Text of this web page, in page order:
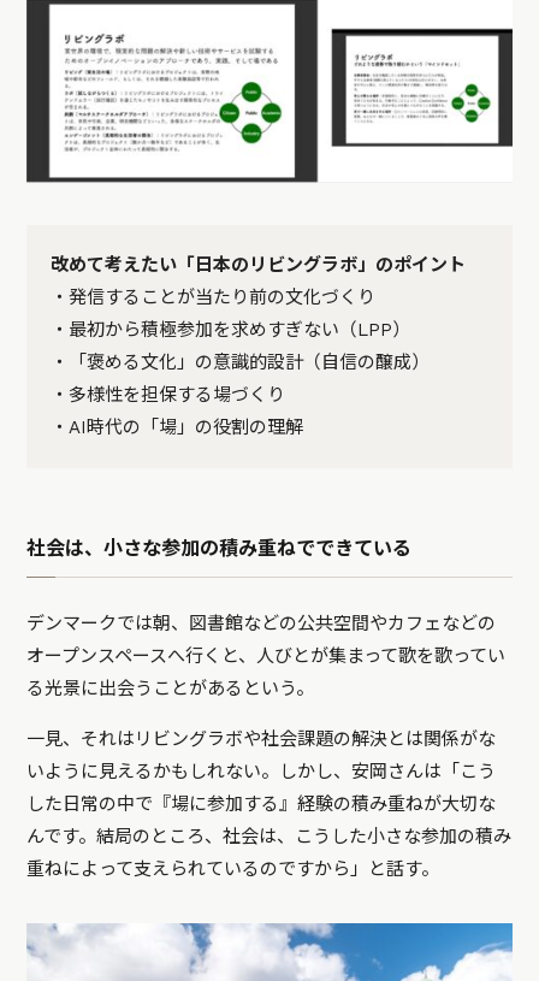
改めて考えたい「日本のリビングラボ」のポイント
・発信することが当たり前の文化づくり
・最初から積極参加を求めすぎない（LPP）
・「褒める文化」の意識的設計（自信の醸成）
・多様性を担保する場づくり
・AI時代の「場」の役割の理解
社会は、小さな参加の積み重ねでできている
デンマークでは朝、図書館などの公共空間やカフェなどの
オープンスペースへ行くと、人びとが集まって歌を歌ってい
る光景に出会うことがあるという。
一見、それはリビングラボや社会課題の解決とは関係がな
いように見えるかもしれない。しかし、安岡さんは「こう
した日常の中で『場に参加する』経験の積み重ねが大切な
んです。結局のところ、社会は、こうした小さな参加の積み
重ねによって支えられているのですから」と話す。